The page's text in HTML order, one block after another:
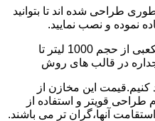
طراحی شده اند تا بتوانید
نموده و نصب نمایید.
ما توانایی داریم مخازن پلی اتیلن مکعبی از حجم 1000 لیتر تا
کنیم.قیمت این مخازن از
طراحی قویتر و استفاده از
آنها،گران تر می باشند.